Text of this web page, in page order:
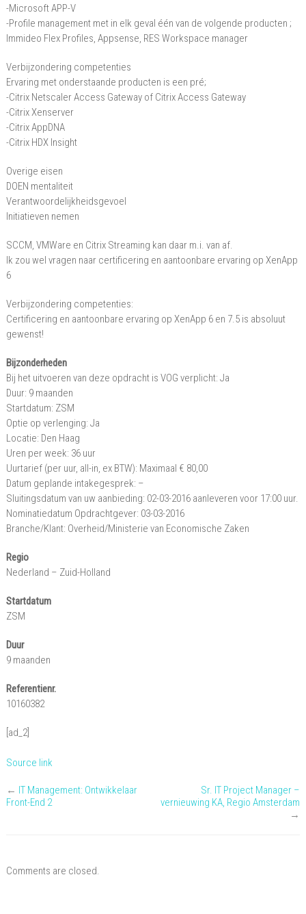
-Microsoft APP-V
-Profile management met in elk geval één van de volgende producten ;
Immideo Flex Profiles, Appsense, RES Workspace manager
Verbijzondering competenties
Ervaring met onderstaande producten is een pré;
-Citrix Netscaler Access Gateway of Citrix Access Gateway
-Citrix Xenserver
-Citrix AppDNA
-Citrix HDX Insight
Overige eisen
DOEN mentaliteit
Verantwoordelijkheidsgevoel
Initiatieven nemen
SCCM, VMWare en Citrix Streaming kan daar m.i. van af.
Ik zou wel vragen naar certificering en aantoonbare ervaring op XenApp
6
Verbijzondering competenties:
Certificering en aantoonbare ervaring op XenApp 6 en 7.5 is absoluut
gewenst!
Bijzonderheden
Bij het uitvoeren van deze opdracht is VOG verplicht: Ja
Duur: 9 maanden
Startdatum: ZSM
Optie op verlenging: Ja
Locatie: Den Haag
Uren per week: 36 uur
Uurtarief (per uur, all-in, ex BTW): Maximaal € 80,00
Datum geplande intakegesprek: –
Sluitingsdatum van uw aanbieding: 02-03-2016 aanleveren voor 17:00 uur.
Nominatiedatum Opdrachtgever: 03-03-2016
Branche/Klant: Overheid/Ministerie van Economische Zaken
Regio
Nederland – Zuid-Holland
Startdatum
ZSM
Duur
9 maanden
Referentienr.
10160382
[ad_2]
Source link
← IT Management: Ontwikkelaar
Front-End 2
Sr. IT Project Manager –
vernieuwing KA, Regio Amsterdam
→
Comments are closed.